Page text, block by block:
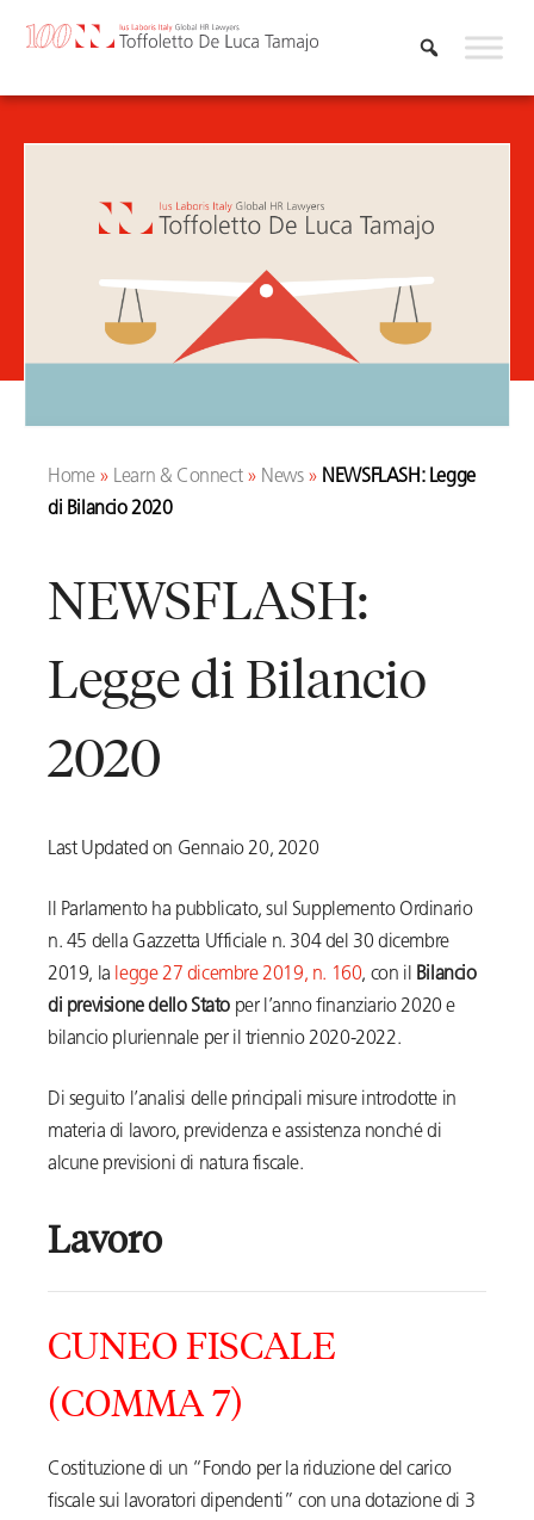
Home» Learn & Connect» News» NEWSFLASH: Legge
di Bilancio 2020
NEWSFLASH:
Legge di Bilancio
2020
Last Updated on Gennaio 20, 2020
ll Parlamento ha pubblicato, sul Supplemento Ordinario
n. 45 della Gazzetta Ufficiale n. 304 del 30 dicembre
2019, la legge 27 dicembre 2019, n. 160, con il
Bilancio
di previsione dello Stato per l’anno finanziario 2020 e
bilancio pluriennale per il triennio 2020-2022.
Di seguito l’analisi delle principali misure introdotte in
materia di lavoro, previdenza e assistenza nonché di
alcune previsioni di natura fiscale.
Lavoro
CUNEO FISCALE
(COMMA 7)
Costituzione di un “Fondo per la riduzione del carico
fiscale sui lavoratori dipendenti” con una dotazione di 3